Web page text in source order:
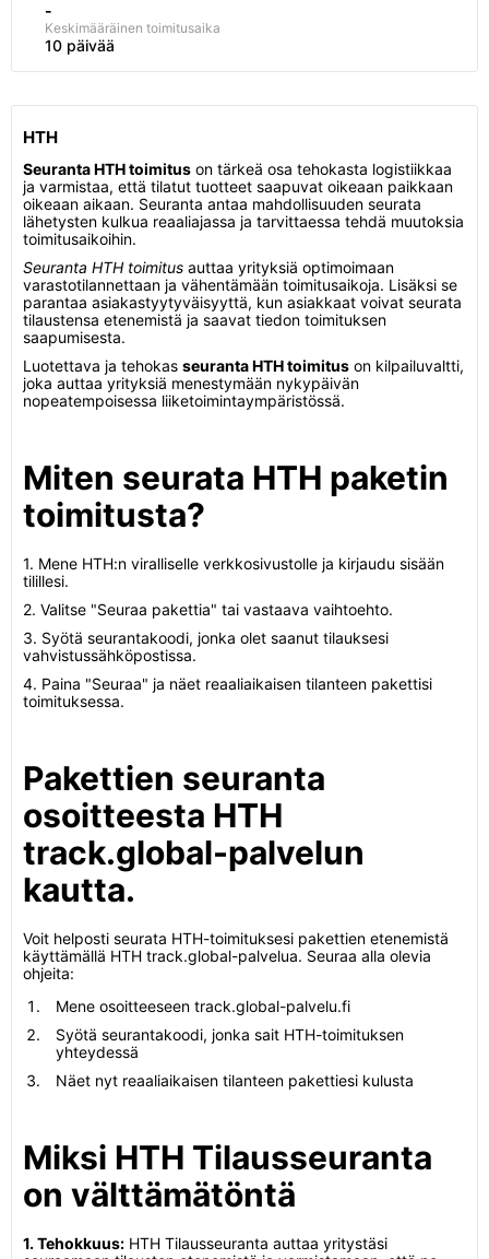
-
Keskimääräinen toimitusaika
10 päivää
HTH
Seuranta HTH toimitus on tärkeä osa tehokasta logistiikkaa
ja varmistaa, että tilatut tuotteet saapuvat oikeaan paikkaan
oikeaan aikaan. Seuranta antaa mahdollisuuden seurata
lähetysten kulkua reaaliajassa ja tarvittaessa tehdä muutoksia
toimitusaikoihin.
Seuranta HTH toimitus auttaa yrityksiä optimoimaan
varastotilannettaan ja vähentämään toimitusaikoja. Lisäksi se
parantaa asiakastyytyväisyyttä, kun asiakkaat voivat seurata
tilaustensa etenemistä ja saavat tiedon toimituksen
saapumisesta.
Luotettava ja tehokas seuranta HTH toimitus on kilpailuvaltti,
joka auttaa yrityksiä menestymään nykypäivän
nopeatempoisessa liiketoimintaympäristössä.
Miten seurata HTH paketin
toimitusta?
1. Mene HTH:n viralliselle verkkosivustolle ja kirjaudu sisään
tilillesi.
2. Valitse "Seuraa pakettia" tai vastaava vaihtoehto.
3. Syötä seurantakoodi, jonka olet saanut tilauksesi
vahvistussähköpostissa.
4. Paina "Seuraa" ja näet reaaliaikaisen tilanteen pakettisi
toimituksessa.
Pakettien seuranta
osoitteesta HTH
track.global-palvelun
kautta.
Voit helposti seurata HTH-toimituksesi pakettien etenemistä
käyttämällä HTH track.global-palvelua. Seuraa alla olevia
ohjeita:
Mene osoitteeseen track.global-palvelu.fi
Syötä seurantakoodi, jonka sait HTH-toimituksen
yhteydessä
Näet nyt reaaliaikaisen tilanteen pakettiesi kulusta
Miksi HTH Tilausseuranta
on välttämätöntä
1. Tehokkuus: HTH Tilausseuranta auttaa yritystäsi